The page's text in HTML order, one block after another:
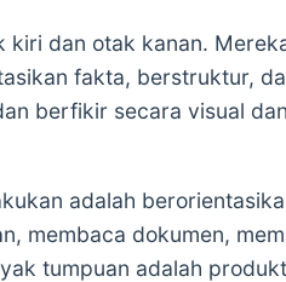
dan otak kanan.
fakta, berstruktur,
berfikir secara visual
adalah
membaca dokumen,
tumpuan adalah